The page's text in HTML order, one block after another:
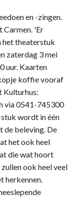
en -zingen.
Carmen. 'Er
het theaterstuk
zaterdag 3 mei
uur. Kaarten
koffie vooraf
Kulturhus:
via 0541-745300
wordt in één
de beleving. De
het ook heel
die wat hoort
ook heel veel
herkennen.